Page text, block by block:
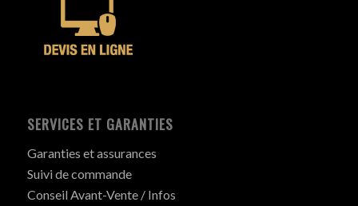
SERVICES ET GARANTIES
Garanties et assurances
Suivi de commande
Conseil Avant-Vente / Infos